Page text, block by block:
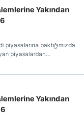
Yakından
baktığımızda
piyasalardan
tırmanışlar
Yakından